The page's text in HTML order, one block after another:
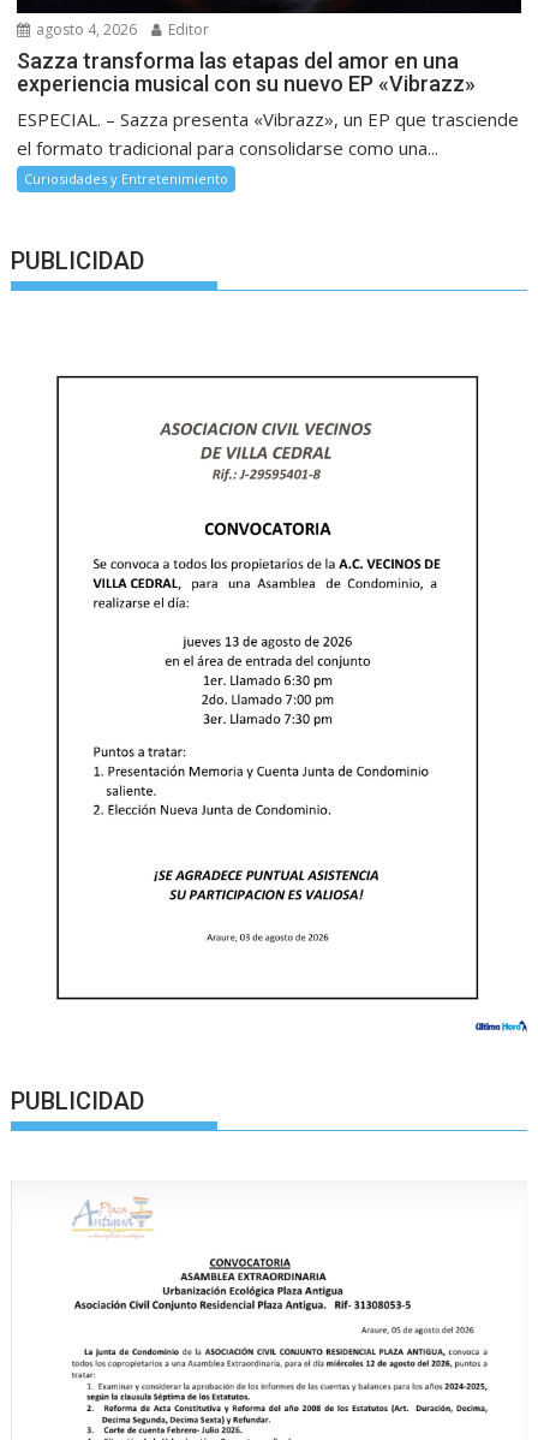
agosto 4, 2026 Editor
Sazza transforma las etapas del amor en una
experiencia musical con su nuevo EP «Vibrazz»
ESPECIAL. – Sazza presenta «Vibrazz», un EP que trasciende
el formato tradicional para consolidarse como una...
Curiosidades y Entretenimiento
PUBLICIDAD
PUBLICIDAD